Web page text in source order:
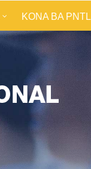
KONA BA PNTL